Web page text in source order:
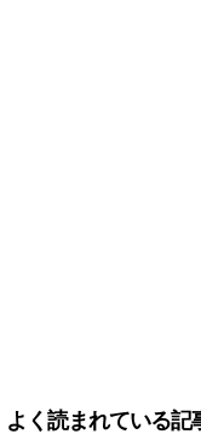
よく読まれている記